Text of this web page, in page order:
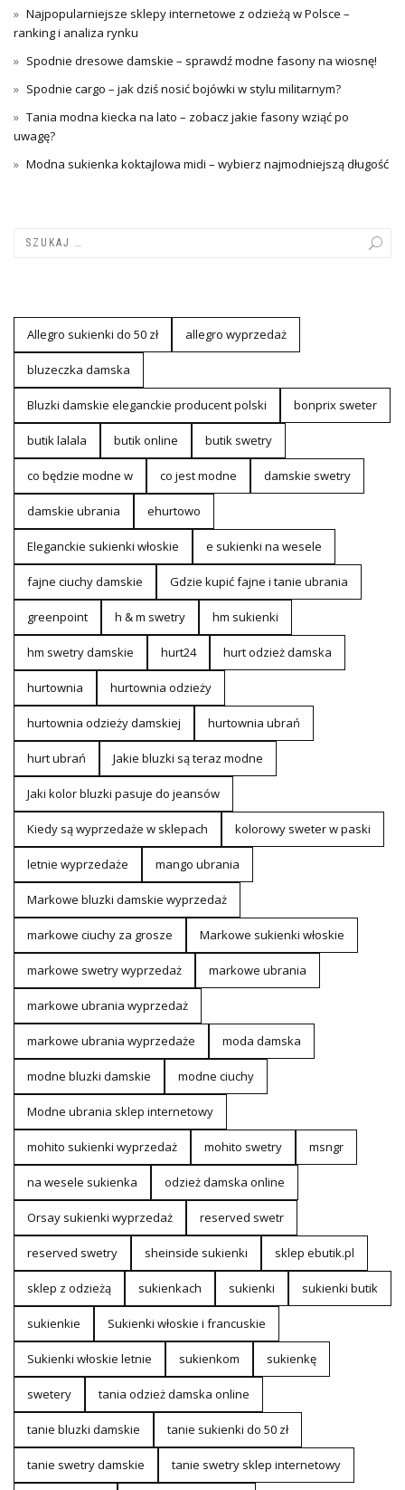
Najpopularniejsze sklepy internetowe z odzieżą w Polsce –
ranking i analiza rynku
Spodnie dresowe damskie – sprawdź modne fasony na wiosnę!
Spodnie cargo – jak dziś nosić bojówki w stylu militarnym?
Tania modna kiecka na lato – zobacz jakie fasony wziąć po
uwagę?
Modna sukienka koktajlowa midi – wybierz najmodniejszą długość
Allegro sukienki do 50 zł allegro wyprzedaż
bluzeczka damska
Bluzki damskie eleganckie producent polski bonprix sweter
butik lalala butik online butik swetry
co będzie modne w co jest modne damskie swetry
damskie ubrania ehurtowo
Eleganckie sukienki włoskie e sukienki na wesele
fajne ciuchy damskie Gdzie kupić fajne i tanie ubrania
greenpoint h & m swetry hm sukienki
hm swetry damskie hurt24 hurt odzież damska
hurtownia hurtownia odzieży
hurtownia odzieży damskiej hurtownia ubrań
hurt ubrań Jakie bluzki są teraz modne
Jaki kolor bluzki pasuje do jeansów
Kiedy są wyprzedaże w sklepach kolorowy sweter w paski
letnie wyprzedaże mango ubrania
Markowe bluzki damskie wyprzedaż
markowe ciuchy za grosze Markowe sukienki włoskie
markowe swetry wyprzedaż markowe ubrania
markowe ubrania wyprzedaż
markowe ubrania wyprzedaże moda damska
modne bluzki damskie modne ciuchy
Modne ubrania sklep internetowy
mohito sukienki wyprzedaż mohito swetry msngr
na wesele sukienka odzież damska online
Orsay sukienki wyprzedaż reserved swetr
reserved swetry sheinside sukienki sklep ebutik.pl
sklep z odzieżą sukienkach sukienki sukienki butik
sukienkie Sukienki włoskie i francuskie
Sukienki włoskie letnie sukienkom sukienkę
swetery tania odzież damska online
tanie bluzki damskie tanie sukienki do 50 zł
tanie swetry damskie tanie swetry sklep internetowy